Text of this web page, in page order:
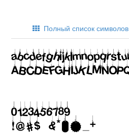
Полный список символов